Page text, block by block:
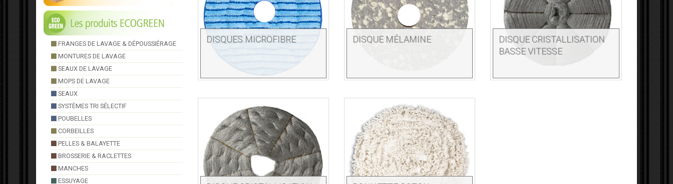
FRANGES DE LAVAGE & DÉPOUSSIÉRAGE
MONTURES DE LAVAGE
SEAUX DE LAVAGE
MOPS DE LAVAGE
SEAUX
SYSTÈMES TRI SÉLECTIF
POUBELLES
CORBEILLES
PELLES & BALAYETTE
BROSSERIE & RACLETTES
MANCHES
ESSUYAGE
DISQUES MICROFIBRE DISQUE MÉLAMINE
DISQUE CRISTALLISATION
BASSE VITESSE